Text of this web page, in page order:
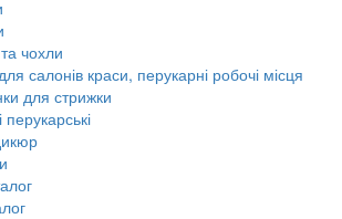
чохли
салонів краси, перукарні робочі місця
для стрижки